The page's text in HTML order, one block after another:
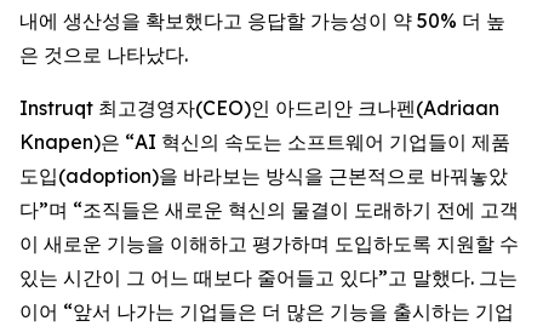
내에 생산성을 확보했다고 응답할 가능성이 약 50% 더 높
은 것으로 나타났다.
Instruqt 최고경영자(CEO)인 아드리안 크나펜(Adriaan
Knapen)은 “AI 혁신의 속도는 소프트웨어 기업들이 제품
도입(adoption)을 바라보는 방식을 근본적으로 바꿔놓았
다”며 “조직들은 새로운 혁신의 물결이 도래하기 전에 고객
이 새로운 기능을 이해하고 평가하며 도입하도록 지원할 수
있는 시간이 그 어느 때보다 줄어들고 있다”고 말했다. 그는
이어 “앞서 나가는 기업들은 더 많은 기능을 출시하는 기업